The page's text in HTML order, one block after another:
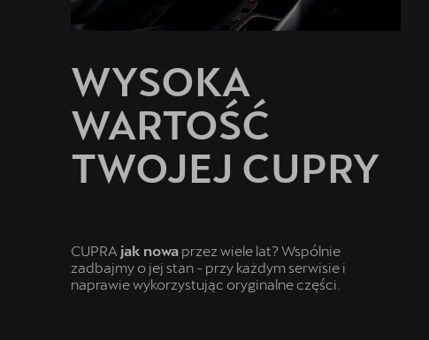
WYSOKA
WARTOŚĆ
TWOJEJ CUPRY
CUPRA jak nowa przez wiele lat? Wspólnie
zadbajmy o jej stan - przy każdym serwisie i
naprawie wykorzystując oryginalne części.